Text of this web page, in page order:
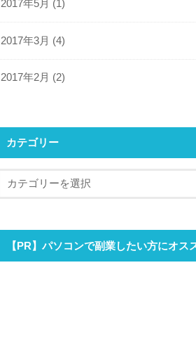
2017年5月 (1)
2017年3月 (4)
2017年2月 (2)
カテゴリー
【PR】パソコンで副業したい方にオス